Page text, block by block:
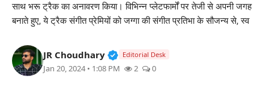
मनोरंजन
लाइफस्टाइल
खेल
साथ भरू ट्रैक का अनावरण किया। विभिन्न प्लेटफार्मों पर तेजी से अपनी जगह
बनाते हुए, ये ट्रैक संगीत प्रेमियों को जग्गा की संगीत प्रतिभा के सौजन्य से, स्व
JR Choudhary Verified Public Figure • 30 Mar,
Editorial Desk
Jan 20, 2024 • 1:08 PM 2 0